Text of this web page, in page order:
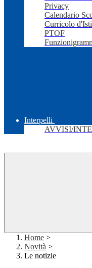
Privacy
Calendario
Curricolo
PTOF
Interpelli
AVVISI/
Home >
Novità >
Le notizie